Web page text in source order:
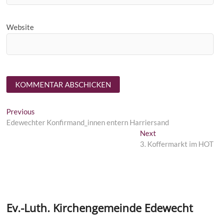
Website
Beitragsnavigation
Previous
post:
Edewechter Konfirmand_innen entern Harriersand
NextNext
post:
3. Koffermarkt im HOT
Ev.-Luth. Kirchengemeinde Edewecht